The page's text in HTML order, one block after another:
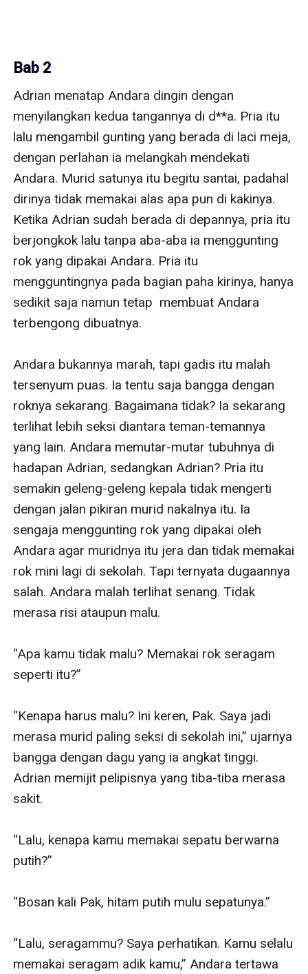
Bab 2
Adrian menatap Andara dingin dengan
menyilangkan kedua tangannya di d**a. Pria itu
lalu mengambil gunting yang berada di laci meja,
dengan perlahan ia melangkah mendekati
Andara. Murid satunya itu begitu santai, padahal
dirinya tidak memakai alas apa pun di kakinya.
Ketika Adrian sudah berada di depannya, pria itu
berjongkok lalu tanpa aba-aba ia menggunting
rok yang dipakai Andara. Pria itu
mengguntingnya pada bagian paha kirinya, hanya
sedikit saja namun tetap  membuat Andara
terbengong dibuatnya.
Andara bukannya marah, tapi gadis itu malah
tersenyum puas. Ia tentu saja bangga dengan
roknya sekarang. Bagaimana tidak? Ia sekarang
terlihat lebih seksi diantara teman-temannya
yang lain. Andara memutar-mutar tubuhnya di
hadapan Adrian, sedangkan Adrian? Pria itu
semakin geleng-geleng kepala tidak mengerti
dengan jalan pikiran murid nakalnya itu. Ia
sengaja menggunting rok yang dipakai oleh
Andara agar muridnya itu jera dan tidak memakai
rok mini lagi di sekolah. Tapi ternyata dugaannya
salah. Andara malah terlihat senang. Tidak
merasa risi ataupun malu.
“Apa kamu tidak malu? Memakai rok seragam
seperti itu?”
“Kenapa harus malu? Ini keren, Pak. Saya jadi
merasa murid paling seksi di sekolah ini,” ujarnya
bangga dengan dagu yang ia angkat tinggi.
Adrian memijit pelipisnya yang tiba-tiba merasa
sakit.
“Lalu, kenapa kamu memakai sepatu berwarna
putih?”
“Bosan kali Pak, hitam putih mulu sepatunya.”
“Lalu, seragammu? Saya perhatikan. Kamu selalu
memakai seragam adik kamu,” Andara tertawa